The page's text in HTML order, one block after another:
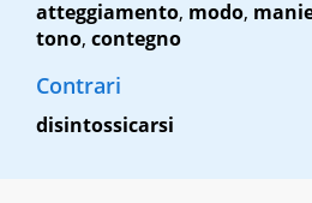
atteggiamento, modo,
tono, contegno
Contrari
disintossicarsi